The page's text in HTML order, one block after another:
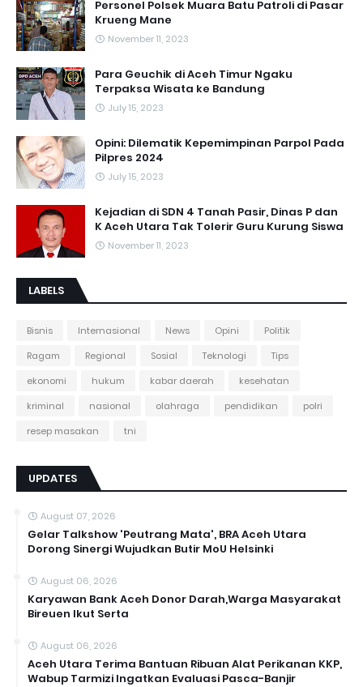
Personel Polsek Muara Batu Patroli di Pasar
Krueng Mane
November 11, 2023
Para Geuchik di Aceh Timur Ngaku
Terpaksa Wisata ke Bandung
July 15, 2023
Opini: Dilematik Kepemimpinan Parpol Pada
Pilpres 2024
July 15, 2023
Kejadian di SDN 4 Tanah Pasir, Dinas P dan
K Aceh Utara Tak Tolerir Guru Kurung Siswa
November 11, 2023
LABELS
Bisnis Internasional News Opini
Politik
Ragam
Regional Sosial Teknologi
Tips
ekonomi
hukum kabar daerah
kesehatan
kriminal
nasional olahraga pendidikan
polri
resep masakan
tni
UPDATES
August 07, 2026
Gelar Talkshow 'Peutrang Mata', BRA Aceh Utara
Dorong Sinergi Wujudkan Butir MoU Helsinki
August 06, 2026
Karyawan Bank Aceh Donor Darah,Warga Masyarakat
Bireuen Ikut Serta
August 06, 2026
Aceh Utara Terima Bantuan Ribuan Alat Perikanan KKP,
Wabup Tarmizi Ingatkan Evaluasi Pasca-Banjir